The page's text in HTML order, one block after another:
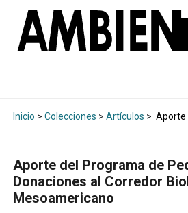
Inicio > Colecciones > Artículos > Aporte
Aporte del Programa de
Donaciones al Corredor
Mesoamericano